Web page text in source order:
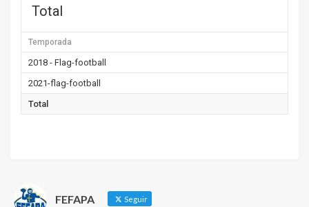
Total
Temporada
2018 - Flag-football
2021-flag-football
Total
FEFAPA Seguir